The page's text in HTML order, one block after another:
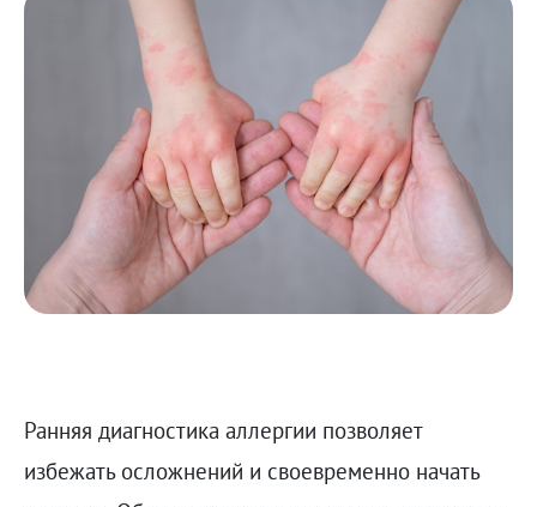
Ранняя диагностика аллергии позволяет
избежать осложнений и своевременно начать